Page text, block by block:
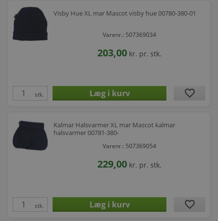
Visby Hue XL mar Mascot visby hue 00780-380-01
Varenr.: 507369034
203,00 kr. pr. stk.
stk. favorite
Kalmar Halsvarmer XL mar Mascot kalmar
halsvarmer 00781-380-
Varenr.: 507369054
229,00 kr. pr. stk.
stk. favorite